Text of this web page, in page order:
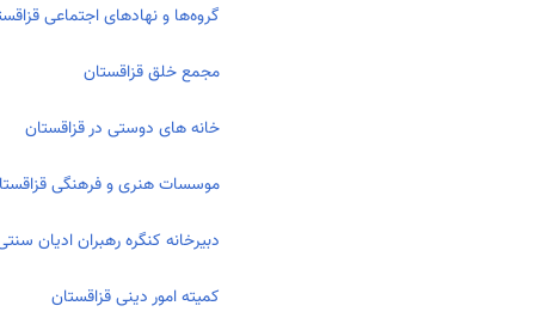
گروه‌ها و نهاد‌های اجتماعی
مجمع خلق قزاقستان
خانه های دوستی در قزاقستان
موسسات هنری و فرهنگی
دبیرخانه کنگره رهبران ادیان
کمیته امور دینی قزاقستان